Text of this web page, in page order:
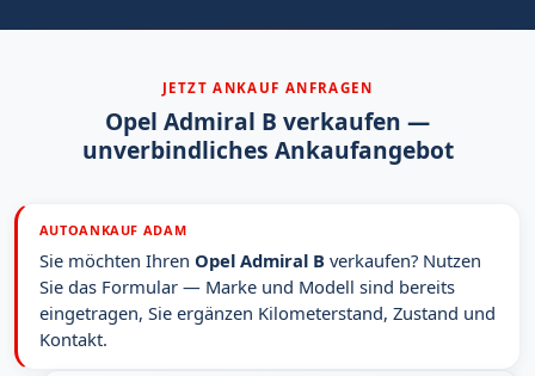
JETZT ANKAUF ANFRAGEN
Opel Admiral B verkaufen —
unverbindliches Ankaufangebot
AUTOANKAUF ADAM
Sie möchten Ihren Opel Admiral B verkaufen? Nutzen
Sie das Formular — Marke und Modell sind bereits
eingetragen, Sie ergänzen Kilometerstand, Zustand und
Kontakt.